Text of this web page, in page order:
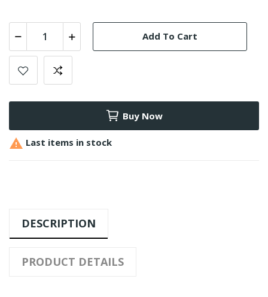
Add To Cart
Buy Now
 Last items in stock
DESCRIPTION
PRODUCT DETAILS